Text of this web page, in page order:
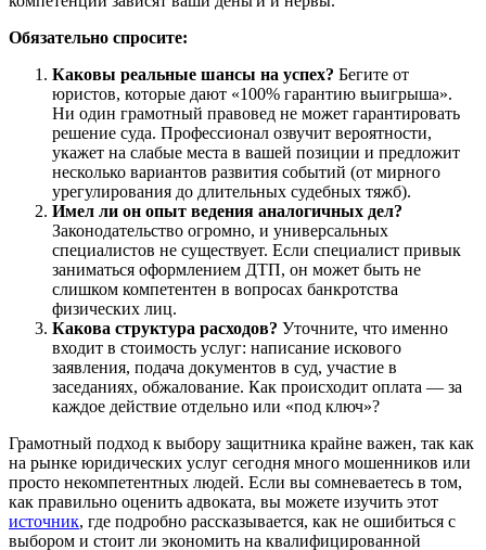
Обязательно спросите:
Каковы реальные шансы на успех? Бегите от
юристов, которые дают «100% гарантию выигрыша».
Ни один грамотный правовед не может гарантировать
решение суда. Профессионал озвучит вероятности,
укажет на слабые места в вашей позиции и предложит
несколько вариантов развития событий (от мирного
урегулирования до длительных судебных тяжб).
Имел ли он опыт ведения аналогичных дел?
Законодательство огромно, и универсальных
специалистов не существует. Если специалист привык
заниматься оформлением ДТП, он может быть не
слишком компетентен в вопросах банкротства
физических лиц.
Какова структура расходов? Уточните, что именно
входит в стоимость услуг: написание искового
заявления, подача документов в суд, участие в
заседаниях, обжалование. Как происходит оплата — за
каждое действие отдельно или «под ключ»?
Грамотный подход к выбору защитника крайне важен, так как
на рынке юридических услуг сегодня много мошенников или
просто некомпетентных людей. Если вы сомневаетесь в том,
как правильно оценить адвоката, вы можете изучить этот
источник, где подробно рассказывается, как не ошибиться с
выбором и стоит ли экономить на квалифицированной